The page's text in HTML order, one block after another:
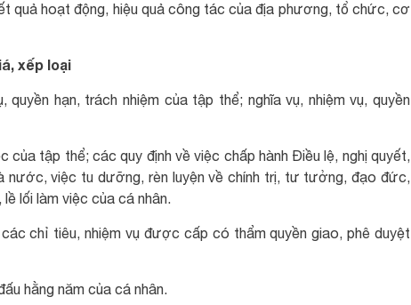
quả hoạt động, hiệu quả công tác của địa phương, tổ chức, cơ
xếp loại
hạn, trách nhiệm của tập thể; nghĩa vụ, nhiệm vụ, quyền
của tập thể; các quy định về việc chấp hành Điều lệ, nghị quyết,
nước, việc tu dưỡng, rèn luyện về chính trị, tư tưởng, đạo đức,
lối làm việc của cá nhân.
chỉ tiêu, nhiệm vụ được cấp có thẩm quyền giao, phê duyệt
hằng năm của cá nhân.